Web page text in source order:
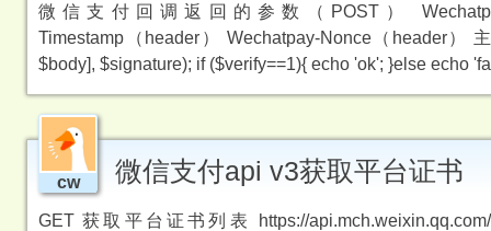
微信支付回调返回的参数（POST）
Timestamp（header） Wechatpay-Nonce（header）
$body], $signature); if ($verify==1){ echo 'ok'; }else echo
cw 微信支付api v3获取平台证书
GET 获取平台证书列表 https://